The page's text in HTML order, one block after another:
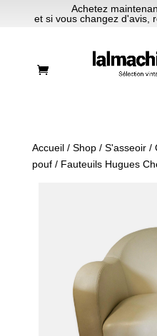
Achetez
et si vous changez d'avis,
Accueil/ Shop/ S'asseoir/
pouf/ Fauteuils Hugues